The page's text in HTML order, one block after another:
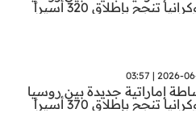
تنجح بإطلاق 320 أسيراً
2026-06-06 |
إماراتية جديدة بين روسيا
تنجح بإطلاق 370 أسيراً